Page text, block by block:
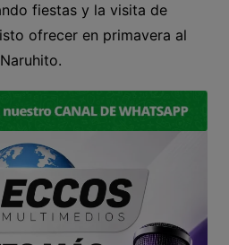
fiestas y la visita de
ofrecer en primavera al